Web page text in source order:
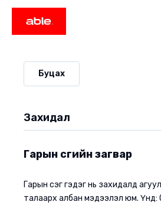
Буцах
Захидал
Албан мэйл холболт
Гарын үсгийн загвар
Гарын үсэг гэдэг нь захидалд
талаарх албан мэдээлэл юм. Үүнд: